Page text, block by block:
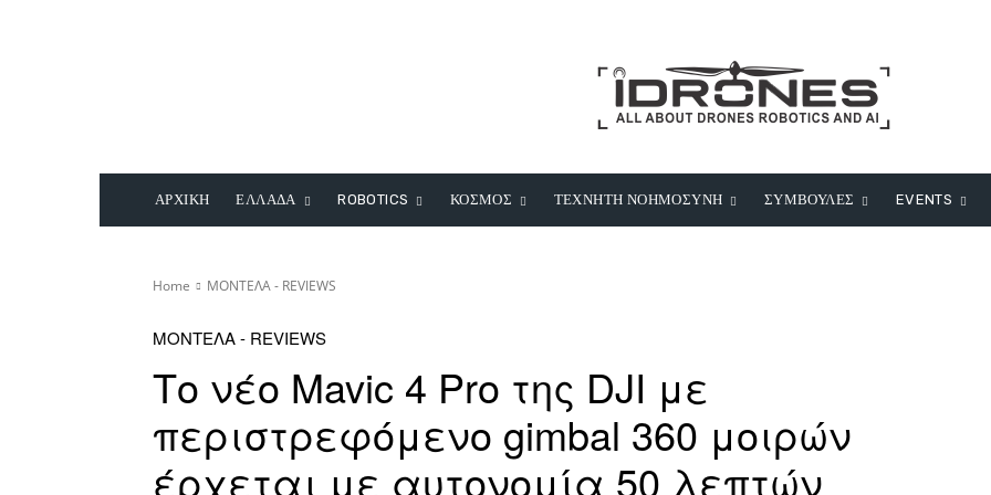
ΑΡΧΙΚΗ ΕΛΛΑΔΑ ROBOTICS ΚΟΣΜΟΣ ΤΕΧΝΗΤΗ ΝΟΗΜΟΣΥΝΗ ΣΥΜΒΟΥΛΕΣ EVENTS
Home ΜΟΝΤΕΛΑ - REVIEWS
ΜΟΝΤΕΛΑ - REVIEWS
Το νέο Mavic 4 Pro της DJI με
περιστρεφόμενο gimbal 360 μοιρών
έρχεται με αυτονομία 50 λεπτών